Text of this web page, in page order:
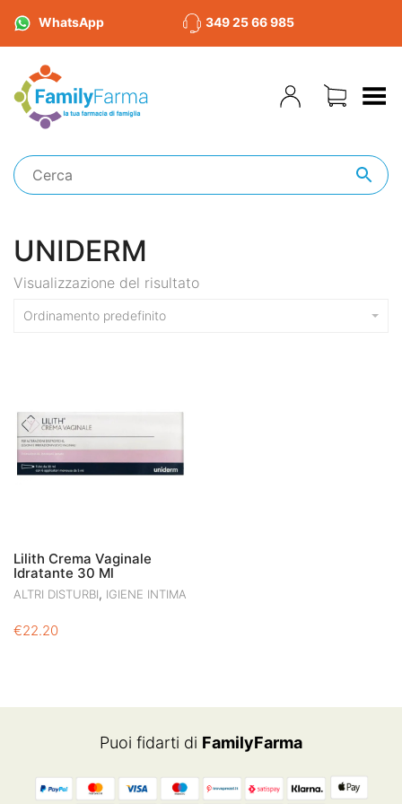
WhatsApp 349 25 66 985
Toggle Menu
UNIDERM
Visualizzazione del risultato
Ordinamento predefinito
Lilith Crema Vaginale
Idratante 30 Ml
ALTRI DISTURBI, IGIENE INTIMA
€22.20
Puoi fidarti di FamilyFarma